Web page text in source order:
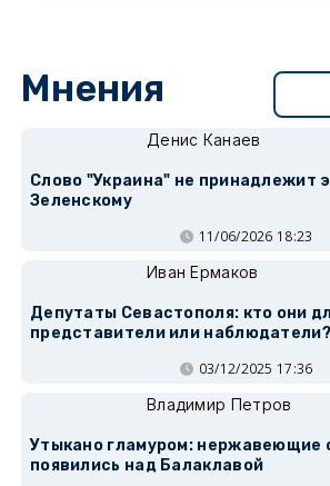
Мнения
Денис Канаев
Слово "Украина" не принадлежит
Зеленскому
11/06/2026 18:23
Иван Ермаков
Депутаты Севастополя: кто они
представители или наблюдатели?
03/12/2025 17:36
Владимир Петров
Утыкано гламуром: нержавеющие
появились над Балаклавой